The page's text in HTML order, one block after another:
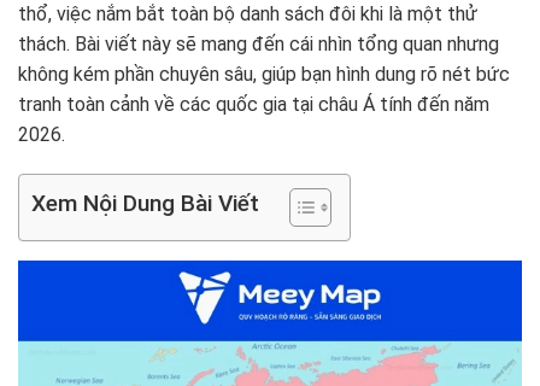
thổ, việc nắm bắt toàn bộ danh sách đôi khi là một thử
thách. Bài viết này sẽ mang đến cái nhìn tổng quan nhưng
không kém phần chuyên sâu, giúp bạn hình dung rõ nét bức
tranh toàn cảnh về các quốc gia tại châu Á tính đến năm
2026.
Xem Nội Dung Bài Viết